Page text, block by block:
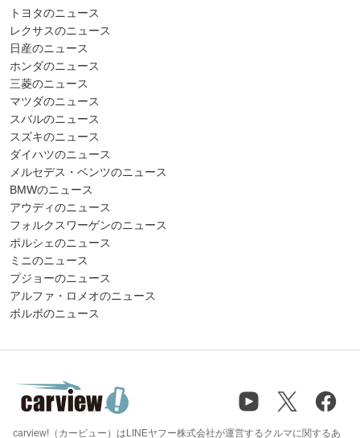
トヨタのニュース
レクサスのニュース
日産のニュース
ホンダのニュース
三菱のニュース
マツダのニュース
スバルのニュース
スズキのニュース
ダイハツのニュース
メルセデス・ベンツのニュース
BMWのニュース
アウディのニュース
フォルクスワーゲンのニュース
ポルシェのニュース
ミニのニュース
プジョーのニュース
アルファ・ロメオのニュース
ボルボのニュース
carview!（カービュー）はLINEヤフー株式会社が運営するクルマに関するあ